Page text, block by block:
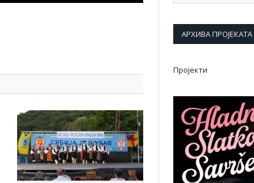
АРХИВА ПРОЈЕКАТА
Пројекти